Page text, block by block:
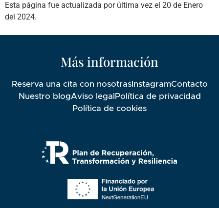
Esta página fue actualizada por última vez el 20 de Enero
del 2024.
Más información
Reserva una cita con nosotrasInstagramContacto
Nuestro blogAviso legal Política de privacidad
Política de cookies